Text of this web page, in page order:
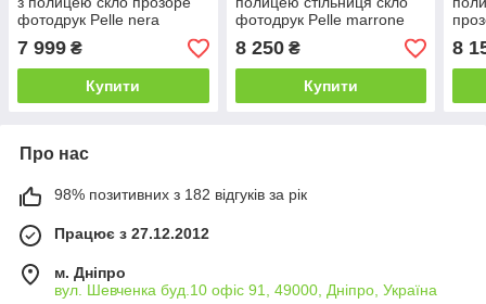
фотодрук Pelle nera
910х610*Еко мм (БЦ-Стіл
ТМ)
7 999 ₴
Купити
фотодрук Pelle marrone
910х610 *Еко мм (БЦ-Стіл
ТМ)
8 250₴
Купити
(БЦ-
8
Про нас
98% позитивних з 182 відгуків за рік
Працює з 27.12.2012
м. Дніпро
вул. Шевченка буд.10 офіс 91, 49000, Дніпро, Україна